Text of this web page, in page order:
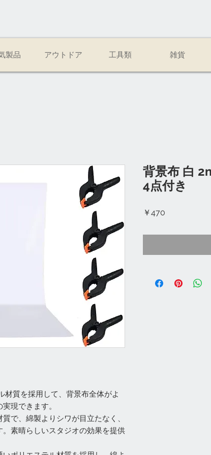
製品 アウトドア 工具類 雑貨
材質を採用して、背景布全体がよ
現できます。
で、綿製よりシワが目立たなく、
素晴らしいスタジオの効果を提供
背景布 白
4点付き
￥470